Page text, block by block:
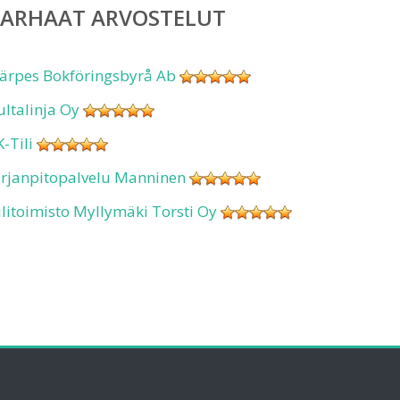
ARVOSTELUT
Bokföringsbyrå Ab
Oy
Tili
Manninen
Myllymäki Torsti Oy